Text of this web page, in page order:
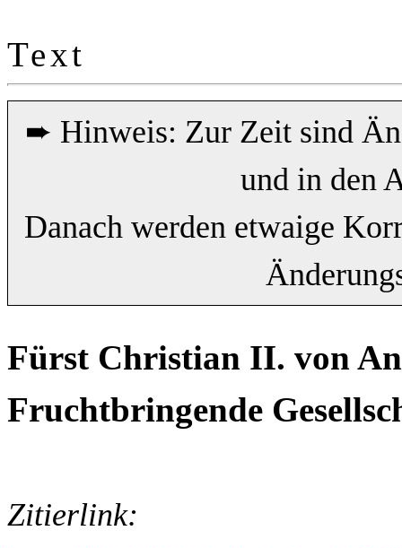
Text
➨ Hinweis: Zur Zeit sind
und in den
Danach werden etwaige
Fürst Christian II. von
Fruchtbringende
Zitierlink: